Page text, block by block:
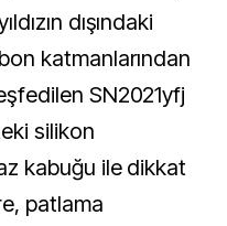
dışındaki
katmanlarından
SN2021yfj
silikon
kabuğu ile dikkat
patlama